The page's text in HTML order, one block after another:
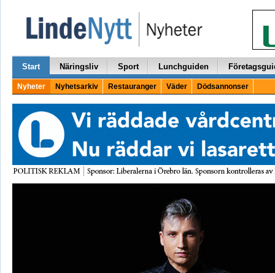
Start Näringsliv Sport Lunchguiden
Nyheter Nyhetsarkiv Restauranger Väder Dödsannonser